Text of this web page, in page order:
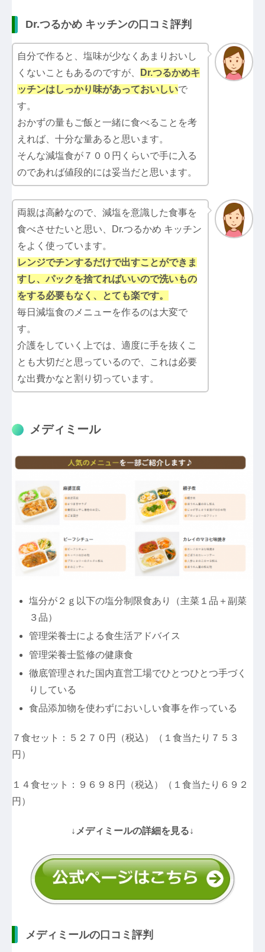
Dr.つるかめ キッチンの口コミ評判
自分で作ると、塩味が少なくあまりおいし
くないこともあるのですが、
Dr.つるかめキ
ッチンはしっかり味があっておいしいで
す。
おかずの量もご飯と一緒に食べることを考
えれば、十分な量あると思います。
そんな減塩食が７００円くらいで手に入る
のであれば値段的には妥当だと思います。
両親は高齢なので、減塩を意識した食事を
食べさせたいと思い、Dr.つるかめ キッチン
をよく使っています。
レンジでチンするだけで出すことができま
すし、パックを捨てればいいので洗いもの
をする必要もなく、とても楽です。
毎日減塩食のメニューを作るのは大変で
す。
介護をしていく上では、適度に手を抜くこ
とも大切だと思っているので、これは必要
な出費かなと割り切っています。
メディミール
塩分が２ｇ以下の塩分制限食あり（主菜１品＋副菜
３品）
管理栄養士による食生活アドバイス
管理栄養士監修の健康食
徹底管理された国内直営工場でひとつひとつ手づく
りしている
食品添加物を使わずにおいしい食事を作っている
７食セット：５２７０円（税込）（１食当たり７５３
円）
１４食セット：９６９８円（税込）（１食当たり６９２
円）
↓メディミールの詳細を見る↓
メディミールの口コミ評判